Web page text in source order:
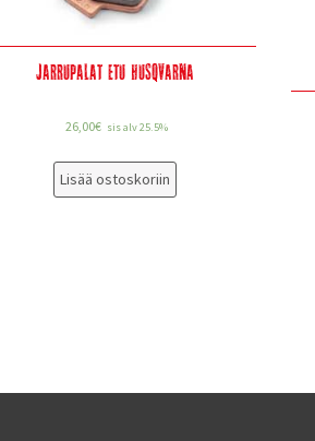
Jarrupalat etu Husqvarna
26,00€ sis alv 25.5%
Lisää ostoskoriin